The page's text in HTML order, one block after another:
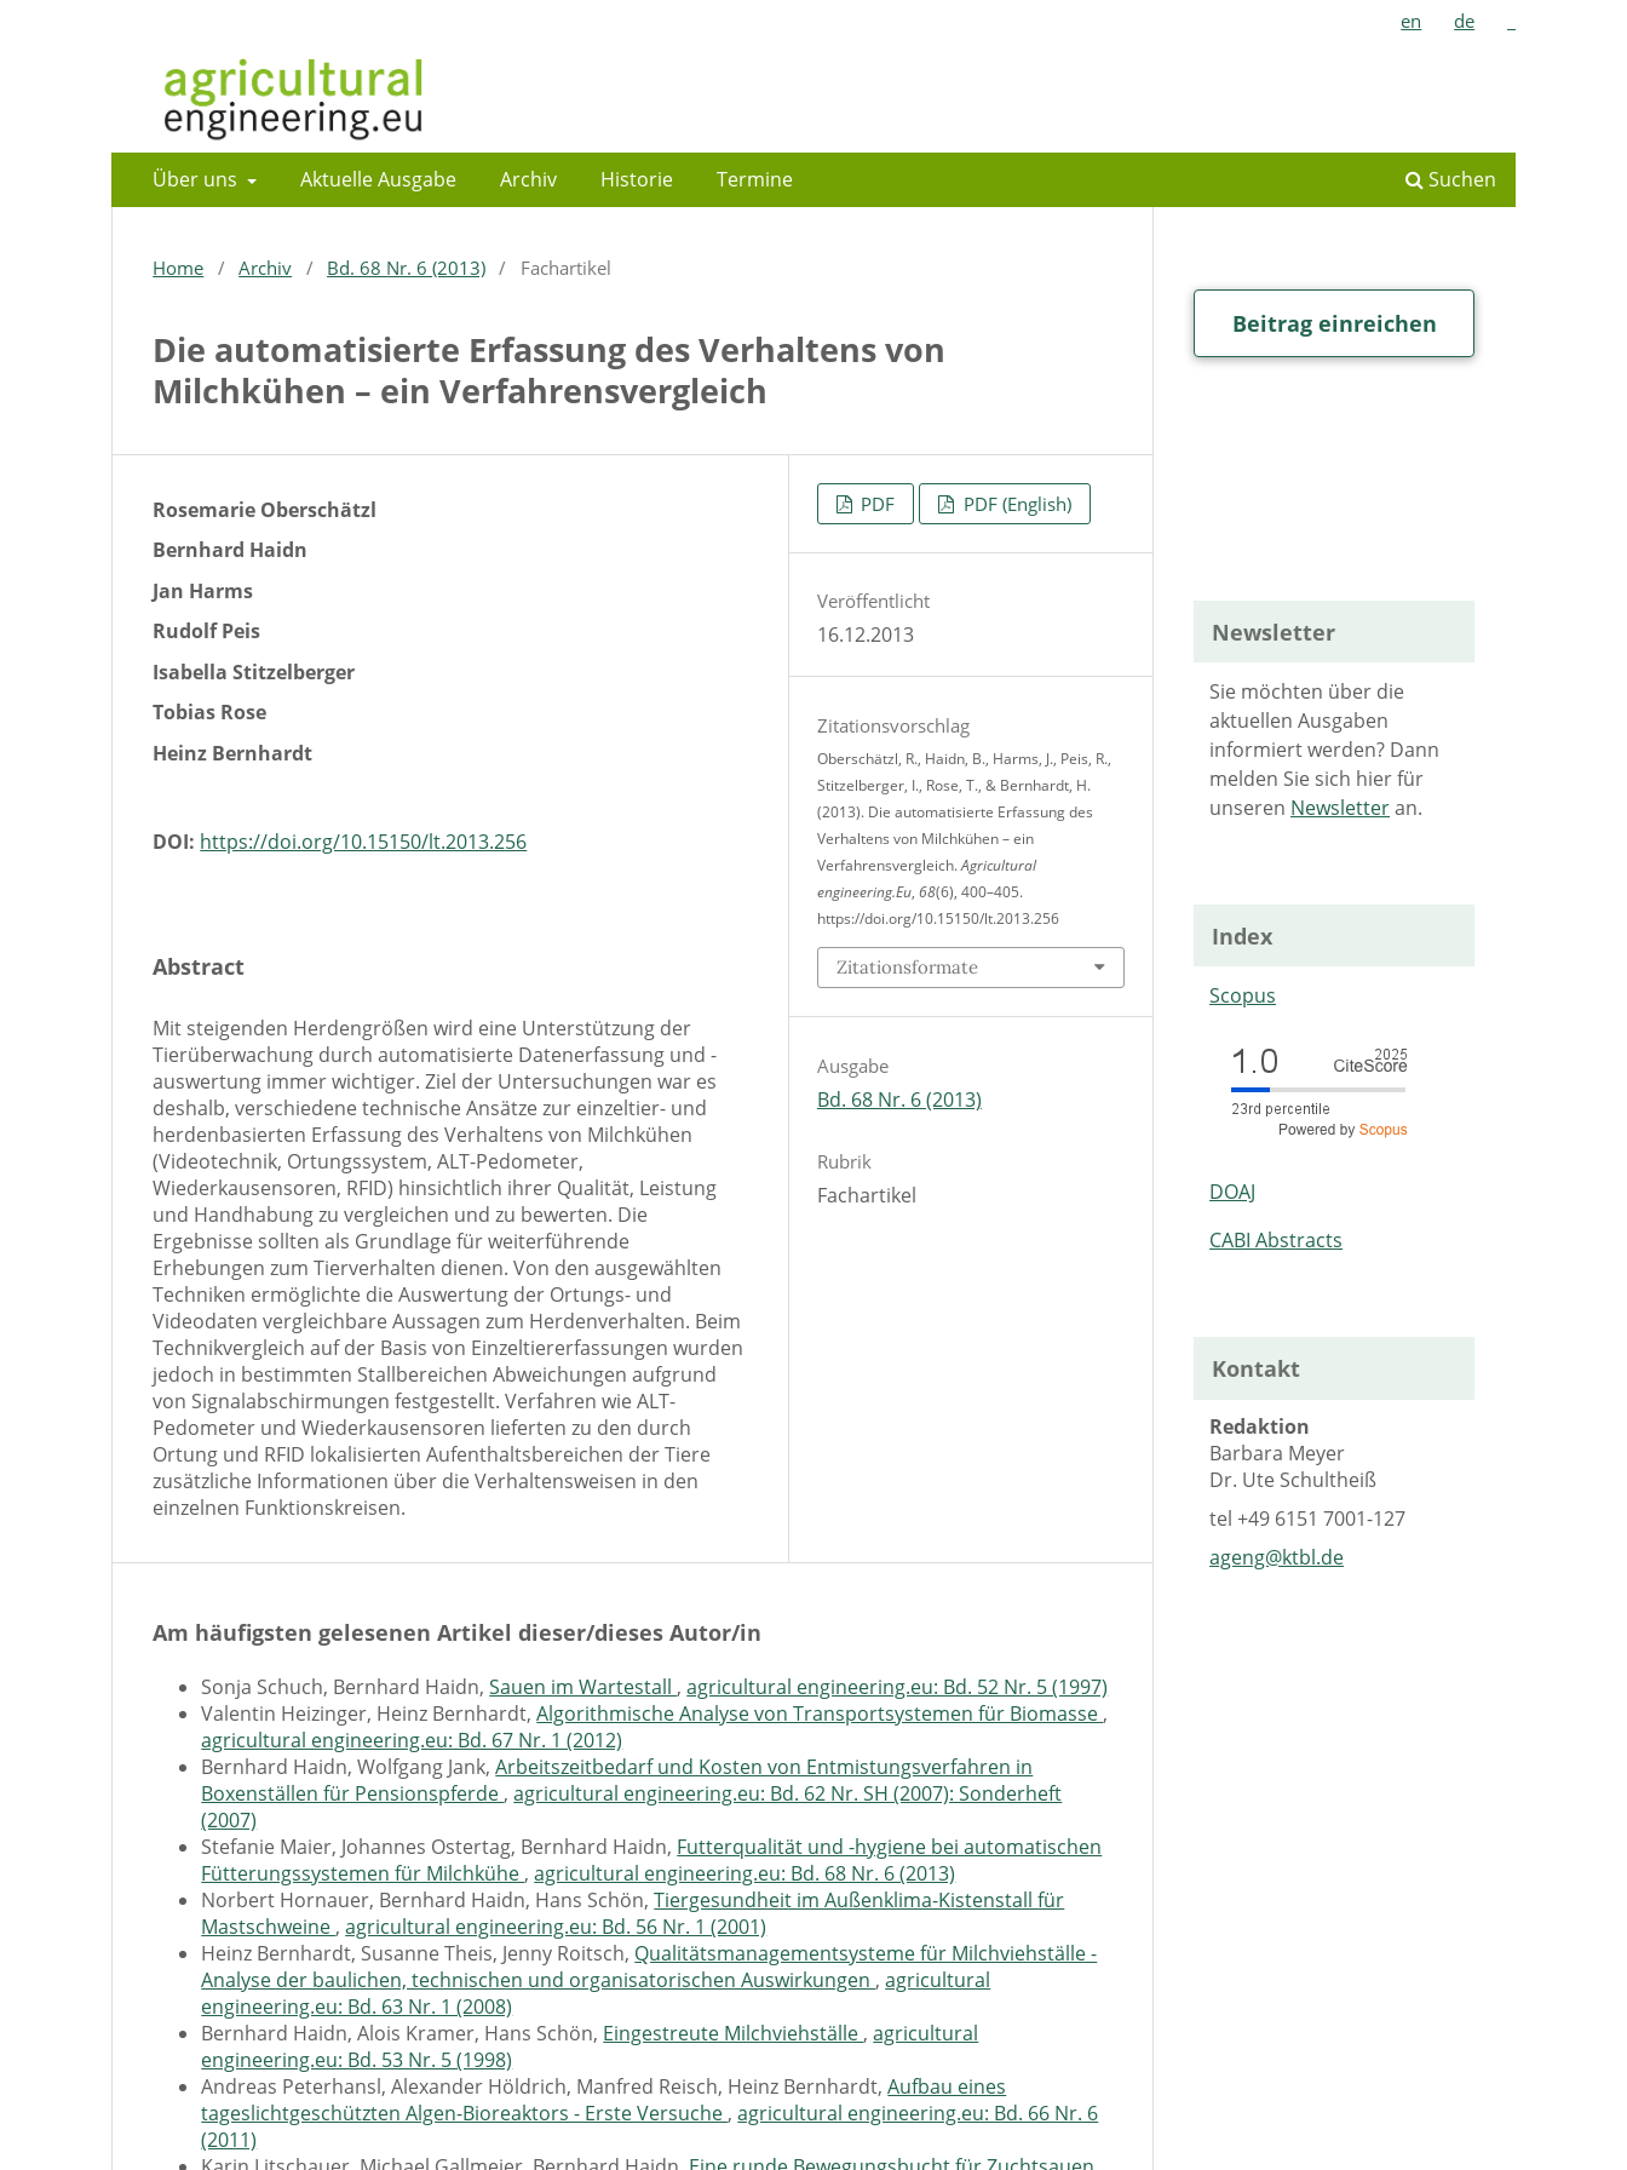
Über uns Aktuelle Ausgabe Archiv Historie Termine Suchen
en de
Home / Archiv / Bd. 68 Nr. 6 (2013) / Fachartikel
Die automatisierte Erfassung des Verhaltens von
Milchkühen – ein Verfahrensvergleich
Rosemarie Oberschätzl
Bernhard Haidn
Jan Harms
Rudolf Peis
Isabella Stitzelberger
Tobias Rose
Heinz Bernhardt
DOI: https://doi.org/10.15150/lt.2013.256
Abstract
Mit steigenden Herdengrößen wird eine Unterstützung der
Tierüberwachung durch automatisierte Datenerfassung und -
auswertung immer wichtiger. Ziel der Untersuchungen war es
deshalb, verschiedene technische Ansätze zur einzeltier- und
herdenbasierten Erfassung des Verhaltens von Milchkühen
(Videotechnik, Ortungssystem, ALT-Pedometer,
Wiederkausensoren, RFID) hinsichtlich ihrer Qualität, Leistung
und Handhabung zu vergleichen und zu bewerten. Die
Ergebnisse sollten als Grundlage für weiterführende
Erhebungen zum Tierverhalten dienen. Von den ausgewählten
Techniken ermöglichte die Auswertung der Ortungs- und
Videodaten vergleichbare Aussagen zum Herdenverhalten. Beim
Technikvergleich auf der Basis von Einzeltiererfassungen wurden
jedoch in bestimmten Stallbereichen Abweichungen aufgrund
von Signalabschirmungen festgestellt. Verfahren wie ALT-
Pedometer und Wiederkausensoren lieferten zu den durch
Ortung und RFID lokalisierten Aufenthaltsbereichen der Tiere
zusätzliche Informationen über die Verhaltensweisen in den
einzelnen Funktionskreisen.
PDF PDF (English)
Veröffentlicht
16.12.2013
Zitationsvorschlag
Oberschätzl, R., Haidn, B., Harms, J., Peis, R.,
Stitzelberger, I., Rose, T., & Bernhardt, H.
(2013). Die automatisierte Erfassung des
Verhaltens von Milchkühen – ein
Verfahrensvergleich.Agricultural
engineering.Eu, 68(6), 400–405.
https://doi.org/10.15150/lt.2013.256
Zitationsformate
Ausgabe
Bd. 68 Nr. 6 (2013)
Rubrik
Fachartikel
Am häufigsten gelesenen Artikel dieser/dieses Autor/in
Sonja Schuch, Bernhard Haidn,Sauen im Wartestall ,agricultural engineering.eu: Bd. 52 Nr. 5 (1997)
Valentin Heizinger, Heinz Bernhardt,Algorithmische Analyse von Transportsystemen für Biomasse ,
agricultural engineering.eu: Bd. 67 Nr. 1 (2012)
Bernhard Haidn, Wolfgang Jank,Arbeitszeitbedarf und Kosten von Entmistungsverfahren in
Boxenställen für Pensionspferde ,agricultural engineering.eu: Bd. 62 Nr. SH (2007): Sonderheft
(2007)
Stefanie Maier, Johannes Ostertag, Bernhard Haidn, Futterqualität und -hygiene bei automatischen
Fütterungssystemen für Milchkühe ,agricultural engineering.eu: Bd. 68 Nr. 6 (2013)
Norbert Hornauer, Bernhard Haidn, Hans Schön,Tiergesundheit im Außenklima-Kistenstall für
Mastschweine ,agricultural engineering.eu: Bd. 56 Nr. 1 (2001)
Heinz Bernhardt, Susanne Theis, Jenny Roitsch, Qualitätsmanagementsysteme für Milchviehställe -
Analyse der baulichen, technischen und organisatorischen Auswirkungen ,agricultural
engineering.eu: Bd. 63 Nr. 1 (2008)
Bernhard Haidn, Alois Kramer, Hans Schön, Eingestreute Milchviehställe ,agricultural
engineering.eu: Bd. 53 Nr. 5 (1998)
Andreas Peterhansl, Alexander Höldrich, Manfred Reisch, Heinz Bernhardt,Aufbau eines
tageslichtgeschützten Algen-Bioreaktors - Erste Versuche ,agricultural engineering.eu: Bd. 66 Nr. 6
(2011)
Beitrag einreichen
Newsletter
Sie möchten über die
aktuellen Ausgaben
informiert werden? Dann
melden Sie sich hier für
unseren Newsletteran.
Index
Scopus
DOAJ
CABI Abstracts
Kontakt
Redaktion
Barbara Meyer
Dr. Ute Schultheiß
tel+49 6151 7001-127
ageng@ktbl.de